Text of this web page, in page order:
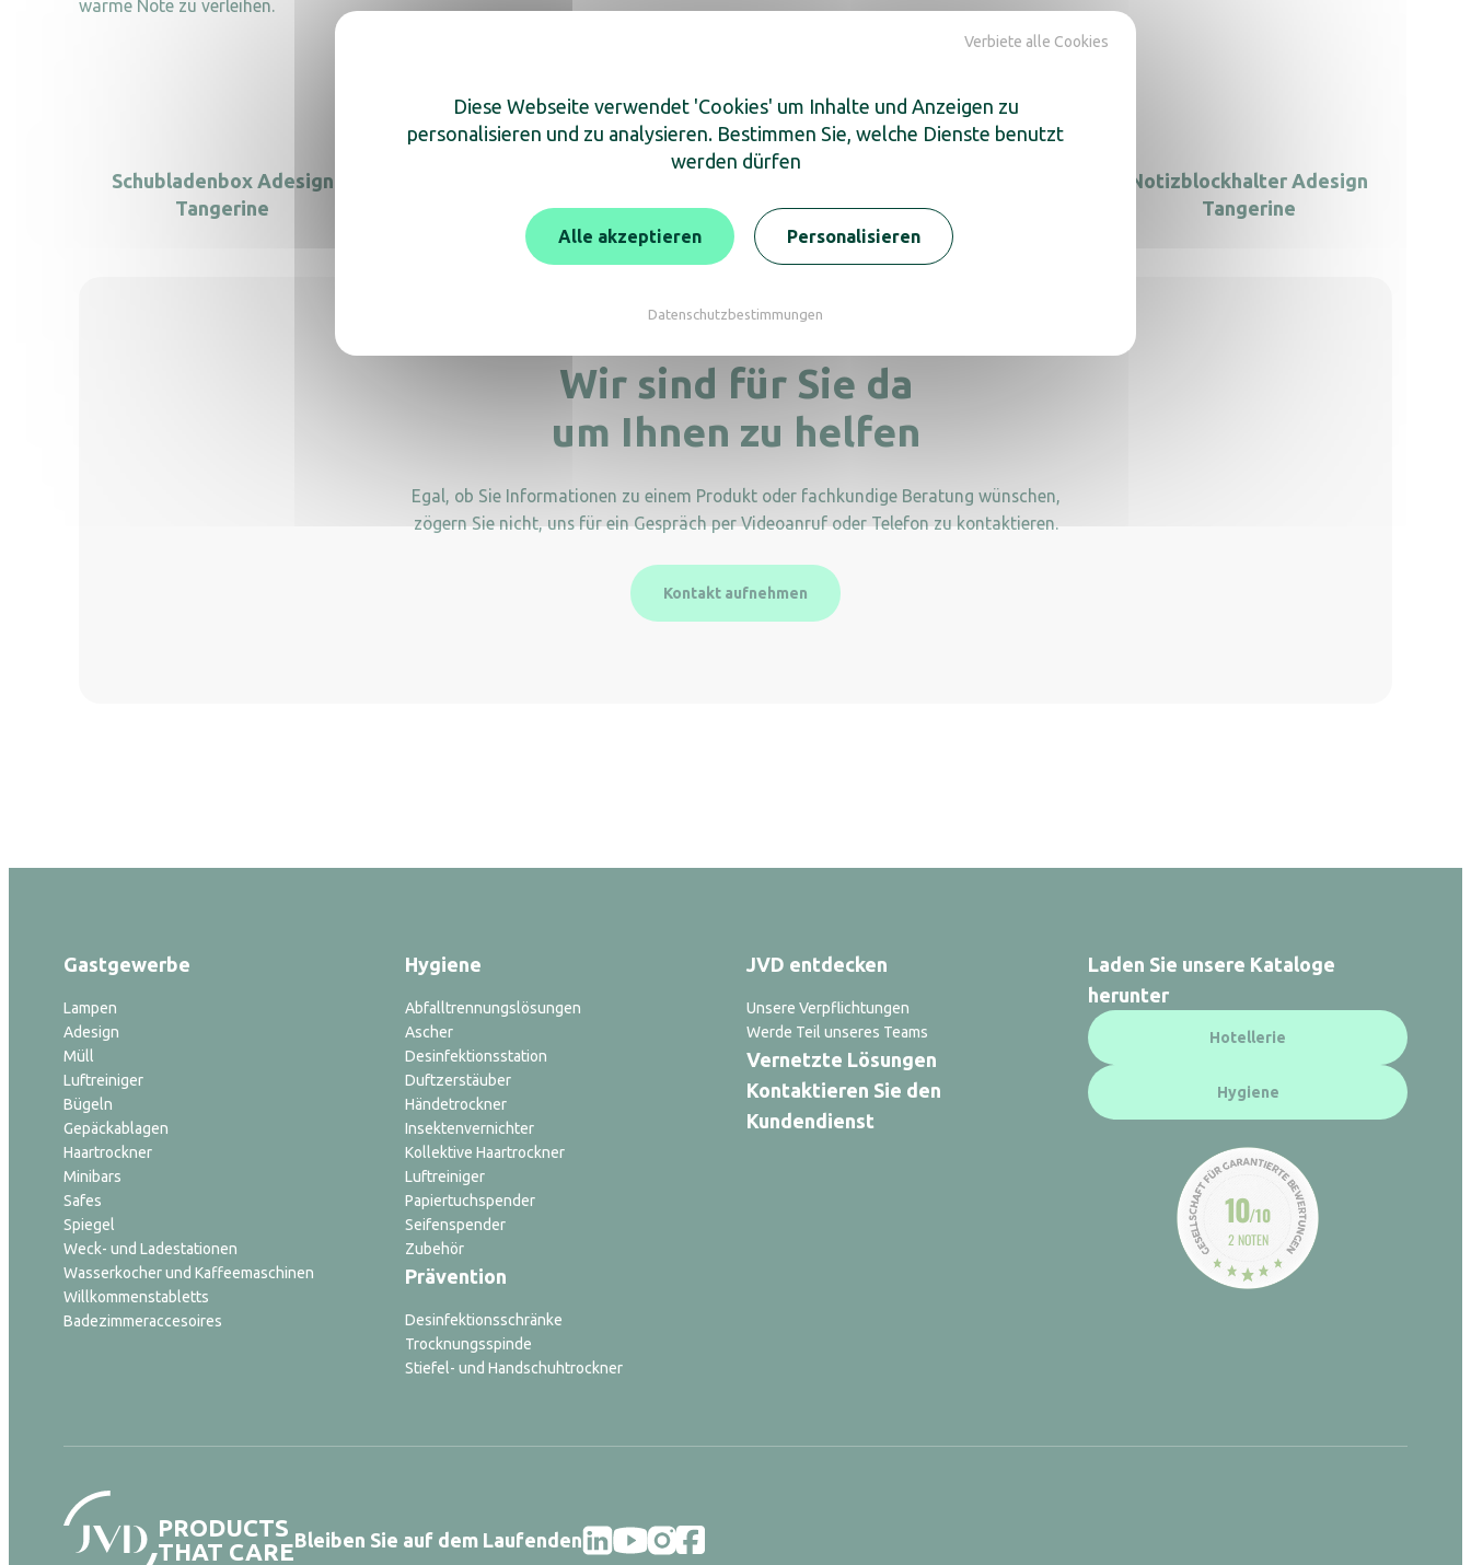
warme Note zu verleihen.
Schubladenbox Adesign
Tangerine
Tangerine
Tangerine
Notizblockhalter Adesign
Tangerine
Wir sind für Sie da
um Ihnen zu helfen
Egal, ob Sie Informationen zu einem Produkt oder fachkundige Beratung wünschen,
zögern Sie nicht, uns für ein Gespräch per Videoanruf oder Telefon zu kontaktieren.
Kontakt aufnehmen
Gastgewerbe
Lampen
Adesign
Müll
Luftreiniger
Bügeln
Gepäckablagen
Haartrockner
Minibars
Safes
Spiegel
Weck- und Ladestationen
Wasserkocher und Kaffeemaschinen
Willkommenstabletts
Badezimmeraccesoires
Hygiene
Abfalltrennungslösungen
Ascher
Desinfektionsstation
Duftzerstäuber
Händetrockner
Insektenvernichter
Kollektive Haartrockner
Luftreiniger
Papiertuchspender
Seifenspender
Zubehör
Prävention
Desinfektionsschränke
Trocknungsspinde
Stiefel- und Handschuhtrockner
JVD entdecken
Unsere Verpflichtungen
Werde Teil unseres Teams
Vernetzte Lösungen
Kontaktieren Sie den
Kundendienst
Laden Sie unsere Kataloge
herunter
Hotellerie
Hygiene
10/10
2 NOTEN
PRODUCTS
THAT CAREBleiben Sie auf dem Laufenden
Diese Webseite verwendet 'Cookies' um Inhalte und Anzeigen zu
personalisieren und zu analysieren. Bestimmen Sie, welche Dienste benutzt
werden dürfen
Alle akzeptieren
Verbiete alle Cookies
Personalisieren
Datenschutzbestimmungen